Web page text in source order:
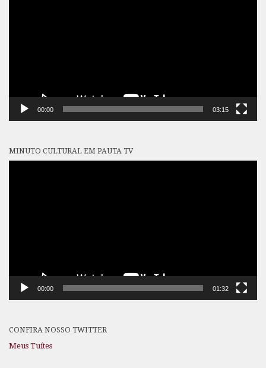
00:00 03:15
MINUTO CULTURAL EM PAUTA TV
00:00 01:32
CONFIRA NOSSO TWITTER
Meus Tuítes